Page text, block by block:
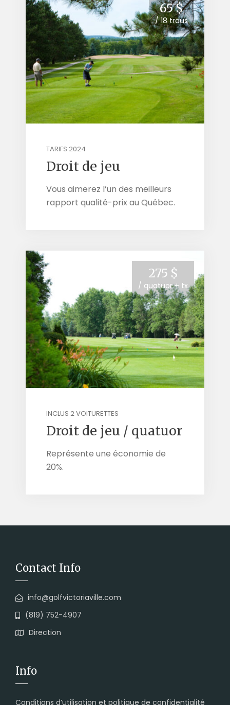
65 $
/ 18 trous
TARIFS 2024
Droit de jeu
Vous aimerez l’un des meilleurs
rapport qualité-prix au Québec.
275 $
/ quatuor + tx
INCLUS 2 VOITURETTES
Droit de jeu / quatuor
Représente une économie de
20%.
Contact Info
info@golfvictoriaville.com
(819) 752-4907
Direction
Info
Conditions d’utilisation et politique de confidentialité